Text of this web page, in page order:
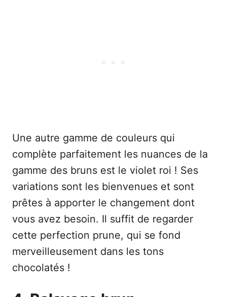
Une autre gamme de couleurs qui
complète parfaitement les nuances de la
gamme des bruns est le violet roi ! Ses
variations sont les bienvenues et sont
prêtes à apporter le changement dont
vous avez besoin. Il suffit de regarder
cette perfection prune, qui se fond
merveilleusement dans les tons
chocolatés !